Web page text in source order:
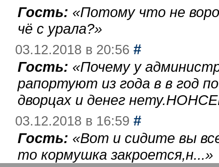
Гость: «Потому что не
чё с урала?»
03.12.2018 в 20:56 #
Гость: «Почему у
рапортуют из года в в год
дворцах и денег
03.12.2018 в 16:59 #
Гость: «Вот и сидите вы
то кормушка закроется,н...»